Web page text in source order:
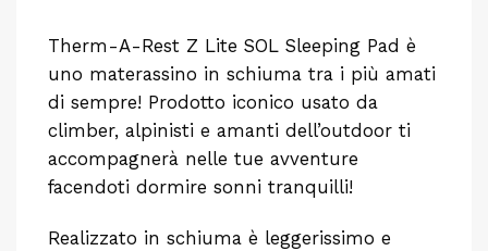
Therm-A-Rest Z Lite SOL Sleeping Pad è
uno materassino in schiuma tra i più amati
di sempre! Prodotto iconico usato da
climber, alpinisti e amanti dell’outdoor ti
accompagnerà nelle tue avventure
facendoti dormire sonni tranquilli!
Realizzato in schiuma è leggerissimo e